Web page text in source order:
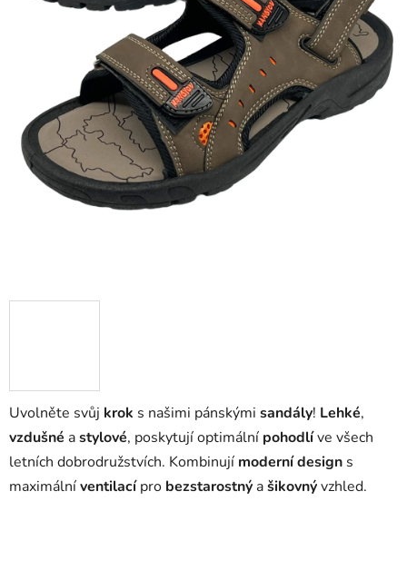
Uvolněte svůj krok s našimi pánskými sandály! Lehké,
vzdušné astylové, poskytují optimální pohodlíve všech
letních dobrodružstvích. Kombinují moderní design s
maximálníventilacípro bezstarostný ašikovnývzhled.